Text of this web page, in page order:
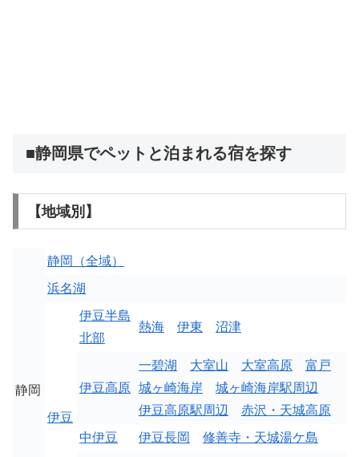
■静岡県でペットと泊まれる宿を探す
【地域別】
静岡
静岡（全域）
浜名湖
伊豆
伊豆半島
北部
熱海 伊東 沼津
伊豆高原
一碧湖 大室山 大室高原
富戸
城ヶ崎海岸
城ヶ崎海岸駅周辺
伊豆高原駅周辺
赤沢・天城高原
中伊豆
伊豆長岡
修善寺・天城湯ケ島